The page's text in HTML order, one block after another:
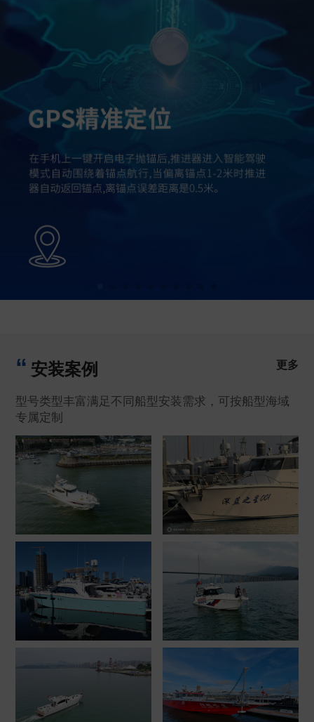
安装案例 更多
型号类型丰富满足不同船型安装需求，可按船型海域
专属定制